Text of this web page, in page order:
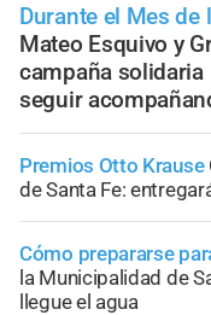
Durante el Mes de
Mateo Esquivo y
campaña solidaria
seguir
Premios Otto Krause
de Santa Fe:
Cómo prepararse
la Municipalidad de
llegue el agua